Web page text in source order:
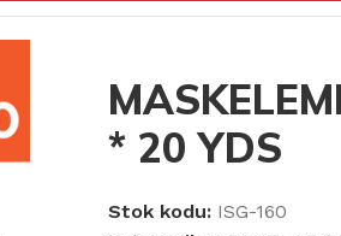
* 20 YDS
Stok kodu: ISG-160